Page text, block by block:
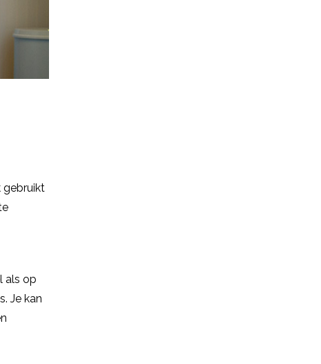
gebruikt
als op
Je kan